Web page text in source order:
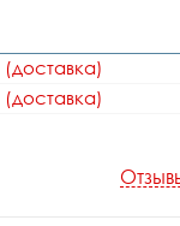
(доставка)
(доставка)